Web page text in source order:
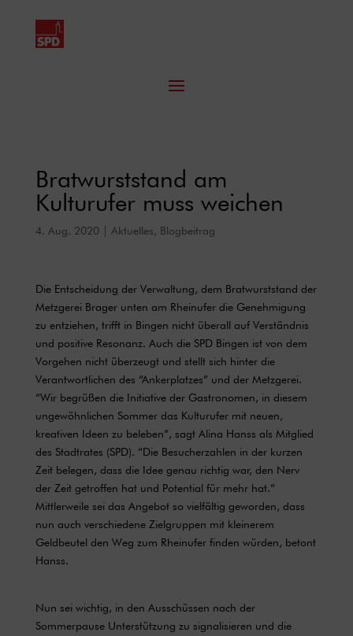
Bratwurststand am
Kulturufer muss weichen
4. Aug. 2020| Aktuelles, Blogbeitrag
Die Entscheidung der Verwaltung, dem Bratwurststand der
Metzgerei Brager unten am Rheinufer die Genehmigung
zu entziehen, trifft in Bingen nicht überall auf Verständnis
und positive Resonanz. Auch die SPD Bingen ist von dem
Vorgehen nicht überzeugt und stellt sich hinter die
Verantwortlichen des “Ankerplatzes” und der Metzgerei.
“Wir begrüßen die Initiative der Gastronomen, in diesem
ungewöhnlichen Sommer das Kulturufer mit neuen,
kreativen Ideen zu beleben”, sagt Alina Hanss als Mitglied
des Stadtrates (SPD). “Die Besucherzahlen in der kurzen
Zeit belegen, dass die Idee genau richtig war, den Nerv
der Zeit getroffen hat und Potential für mehr hat.”
Mittlerweile sei das Angebot so vielfältig geworden, dass
nun auch verschiedene Zielgruppen mit kleinerem
Geldbeutel den Weg zum Rheinufer finden würden, betont
Hanss.
Nun sei wichtig, in den Ausschüssen nach der
Sommerpause Unterstützung zu signalisieren und die